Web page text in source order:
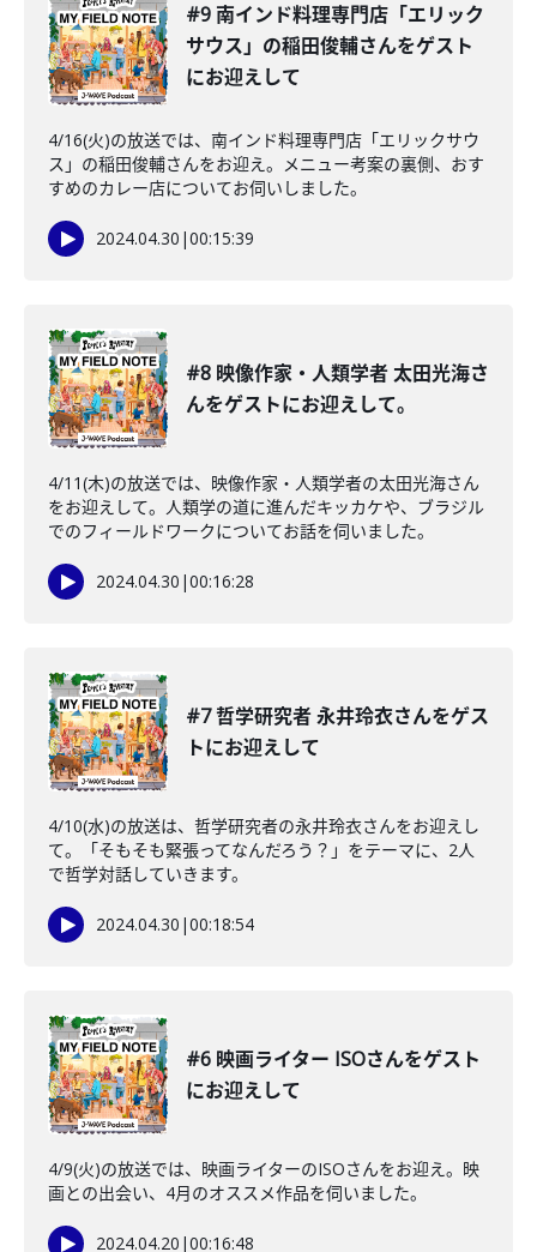
#9 南インド料理専門店「エリック
サウス」の稲田俊輔さんをゲスト
にお迎えして
4/16(火)の放送では、南インド料理専門店「エリックサウ
ス」の稲田俊輔さんをお迎え。メニュー考案の裏側、おす
すめのカレー店についてお伺いしました。
2024.04.30 |00:15:39
#8 映像作家・人類学者 太田光海さ
んをゲストにお迎えして。
4/11(木)の放送では、映像作家・人類学者の太田光海さん
をお迎えして。人類学の道に進んだキッカケや、ブラジル
でのフィールドワークについてお話を伺いました。
2024.04.30 |00:16:28
#7 哲学研究者 永井玲衣さんをゲス
トにお迎えして
4/10(水)の放送は、哲学研究者の永井玲衣さんをお迎えし
て。「そもそも緊張ってなんだろう？」をテーマに、2人
で哲学対話していきます。
2024.04.30 |00:18:54
#6 映画ライター ISOさんをゲスト
にお迎えして
4/9(火)の放送では、映画ライターのISOさんをお迎え。映
画との出会い、4月のオススメ作品を伺いました。
2024.04.20 |00:16:48